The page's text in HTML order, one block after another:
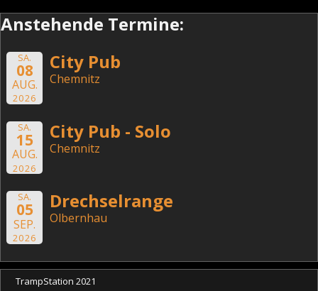
Anstehende Termine:
SA.
08
AUG.
2026
City Pub
Chemnitz
SA.
15
AUG.
2026
City Pub - Solo
Chemnitz
SA.
05
SEP.
2026
Drechselrange
Olbernhau
TrampStation 2021